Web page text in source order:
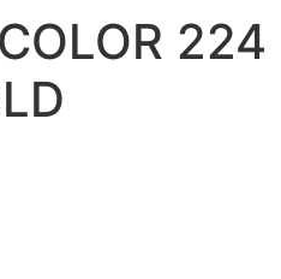
224